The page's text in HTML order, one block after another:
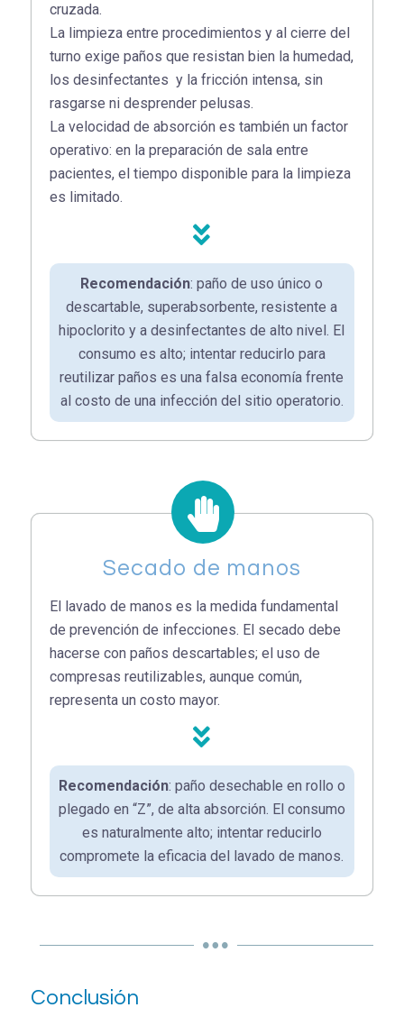
cruzada.
La limpieza entre procedimientos y al cierre del
turno exige paños que resistan bien la humedad,
los desinfectantes y la fricción intensa, sin
rasgarse ni desprender pelusas.
La velocidad de absorción es también un factor
operativo: en la preparación de sala entre
pacientes, el tiempo disponible para la limpieza
es limitado.
Recomendación: paño de uso único o
descartable, superabsorbente, resistente a
hipoclorito y a desinfectantes de alto nivel. El
consumo es alto; intentar reducirlo para
reutilizar paños es una falsa economía frente
al costo de una infección del sitio operatorio.
Secado de manos
El lavado de manos es la medida fundamental
de prevención de infecciones. El secado debe
hacerse con paños descartables; el uso de
compresas reutilizables, aunque común,
representa un costo mayor.
Recomendación: paño desechable en rollo o
plegado en “Z”, de alta absorción. El consumo
es naturalmente alto; intentar reducirlo
compromete la eficacia del lavado de manos.
Conclusión